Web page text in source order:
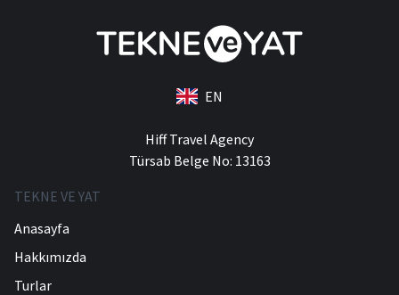
EN
Hiff Travel Agency
Türsab Belge No: 13163
TEKNE VE YAT
Anasayfa
Hakkımızda
Turlar